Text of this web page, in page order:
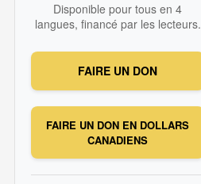
Disponible pour tous en 4
langues, financé par les lecteurs.
FAIRE UN DON
FAIRE UN DON EN DOLLARS
CANADIENS